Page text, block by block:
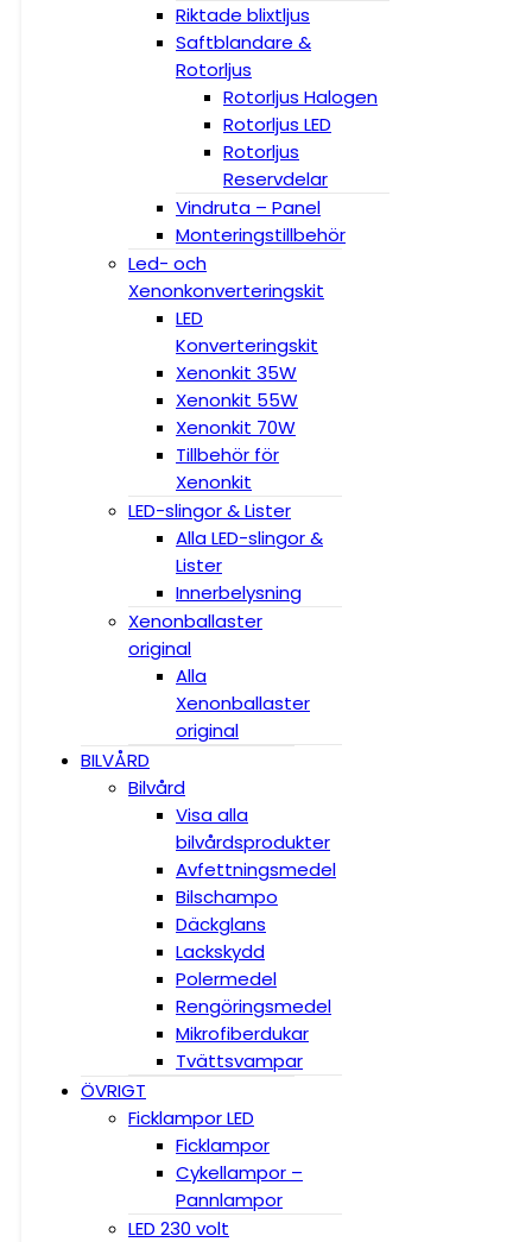
Riktade blixtljus
Saftblandare &
Rotorljus
Rotorljus Halogen
Rotorljus LED
Rotorljus
Reservdelar
Vindruta – Panel
Monteringstillbehör
Led- och
Xenonkonverteringskit
LED
Konverteringskit
Xenonkit 35W
Xenonkit 55W
Xenonkit 70W
Tillbehör för
Xenonkit
LED-slingor & Lister
Alla LED-slingor &
Lister
Innerbelysning
Xenonballaster
original
Alla
Xenonballaster
original
BILVÅRD
Bilvård
Visa alla
bilvårdsprodukter
Avfettningsmedel
Bilschampo
Däckglans
Lackskydd
Polermedel
Rengöringsmedel
Mikrofiberdukar
Tvättsvampar
ÖVRIGT
Ficklampor LED
Ficklampor
Cykellampor –
Pannlampor
LED 230 volt